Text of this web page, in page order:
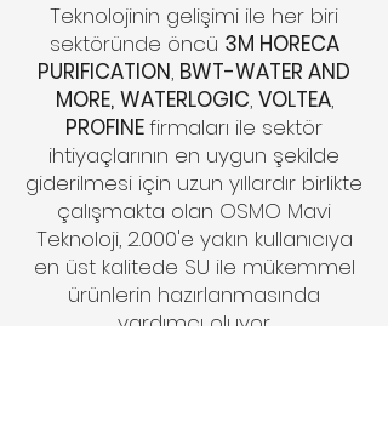
Teknolojinin gelişimi ile her biri
sektöründe öncü 3M HORECA
PURIFICATION, BWT-WATER AND
MORE, WATERLOGIC, VOLTEA,
PROFINEfirmaları ile sektör
ihtiyaçlarının en uygun şekilde
giderilmesi için uzun yıllardır birlikte
çalışmakta olan OSMO Mavi
Teknoloji, 2.000'e yakın kullanıcıya
en üst kalitede SU ile mükemmel
ürünlerin hazırlanmasında
yardımcı oluyor.